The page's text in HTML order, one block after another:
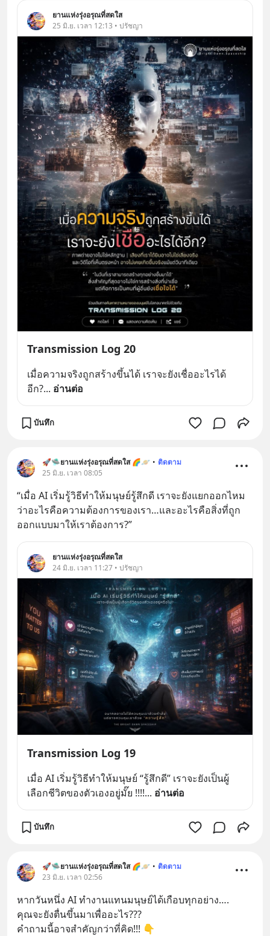
ยานแห่งรุ่งอรุณที่สดใส
25 มิ.ย. เวลา 12:13 • ปรัชญา
Transmission Log 20
เมื่อความจริงถูกสร้างขึ้นได้ เราจะยังเชื่ออะไรได้
อีก?... อ่านต่อ
บันทึก
🚀🛸ยานแห่งรุ่งอรุณที่สดใส 🌈🪐 • ติดตาม
25 มิ.ย. เวลา 08:05
“เมื่อ AI เริ่มรู้วิธีทำให้มนุษย์รู้สึกดี เราจะยังแยกออกไหม
ว่าอะไรคือความต้องการของเรา…และอะไรคือสิ่งที่ถูก
ออกแบบมาให้เราต้องการ?”
ยานแห่งรุ่งอรุณที่สดใส
24 มิ.ย. เวลา 11:27 • ปรัชญา
Transmission Log 19
เมื่อ AI เริ่มรู้วิธีทำให้มนุษย์ “รู้สึกดี” เราจะยังเป็นผู้
เลือกชีวิตของตัวเองอยู่มั๊ย !!!!... อ่านต่อ
บันทึก
🚀🛸ยานแห่งรุ่งอรุณที่สดใส 🌈🪐 • ติดตาม
23 มิ.ย. เวลา 02:56
หากวันหนึ่ง AI ทำงานแทนมนุษย์ได้เกือบทุกอย่าง….
คุณจะยังตื่นขึ้นมาเพื่ออะไร???
คำถามนี้อาจสำคัญกว่าที่คิด!!! 👇